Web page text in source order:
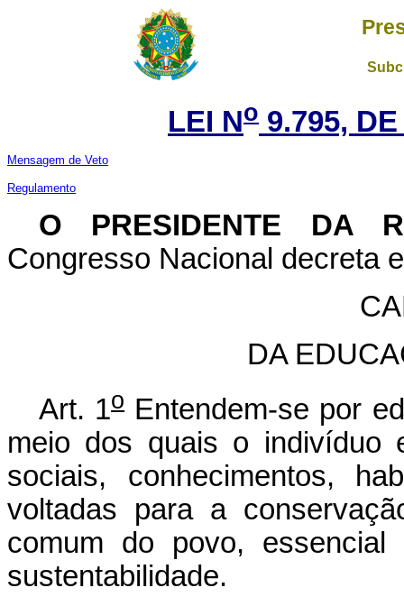
LEI No 9.795,
Mensagem de Veto
Regulamento
O PRESIDENTE DA
Congresso Nacional decreta
DA
Art. 1oEntendem-se por
meio dos quais o indivíduo
sociais, conhecimentos,
voltadas para a
comum do povo,
sustentabilidade.